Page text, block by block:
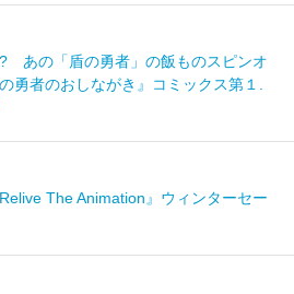
あの「盾の勇者」の飯ものスピンオ
者のおしながき』コミックス第１.
The Animation』ウィンターセー